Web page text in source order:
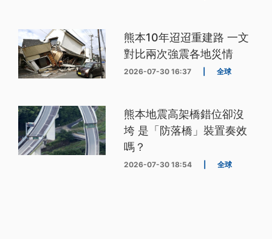
熊本10年迢迢重建路 一文
對比兩次強震各地災情
2026-07-30 16:37 全球
熊本地震高架橋錯位卻沒
垮 是「防落橋」裝置奏效
嗎？
2026-07-30 18:54 全球